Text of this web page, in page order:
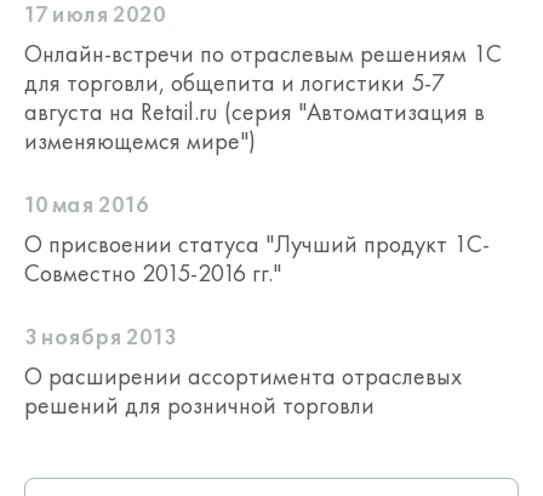
17 июля 2020
Онлайн-встречи по отраслевым решениям 1С
для торговли, общепита и логистики 5-7
августа на Retail.ru (серия "Автоматизация в
изменяющемся мире")
10 мая 2016
О присвоении статуса "Лучший продукт 1С-
Совместно 2015-2016 гг."
3 ноября 2013
О расширении ассортимента отраслевых
решений для розничной торговли